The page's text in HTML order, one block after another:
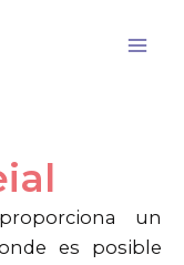
un
es posible